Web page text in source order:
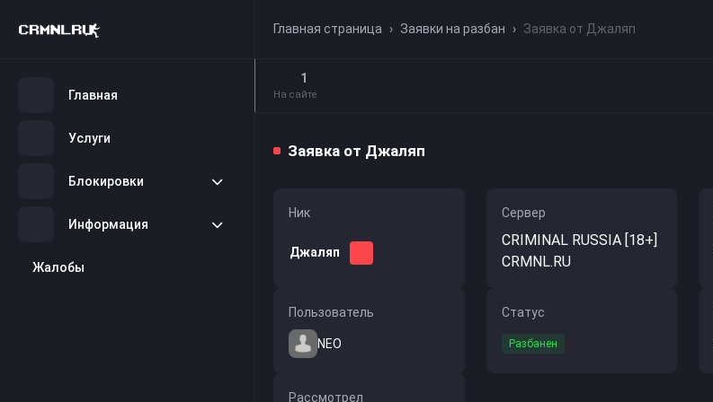
Главная страница › Заявки на разбан › Заявка от Джаляп
Главная
Услуги
Блокировки
Информация
Жалобы
1
На сайте
Заявка от Джаляп
Ник
Джаляп
Сервер
CRIMINAL RUSSIA [18+]
CRMNL.RU
Пользователь
NEO
Статус
Разбанен
Рассмотрел